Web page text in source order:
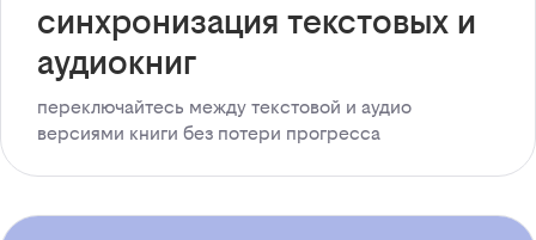
синхронизация текстовых и
аудиокниг
переключайтесь между текстовой и аудио
версиями книги без потери прогресса